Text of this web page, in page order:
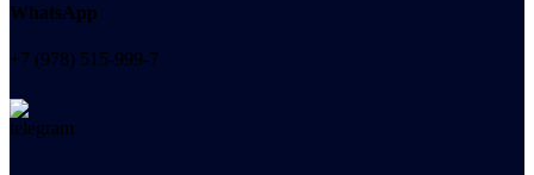
WhatsApp
+7 (978) 515-999-7